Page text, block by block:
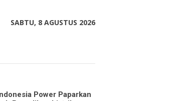
SABTU, 8 AGUSTUS 2026
Power Paparkan